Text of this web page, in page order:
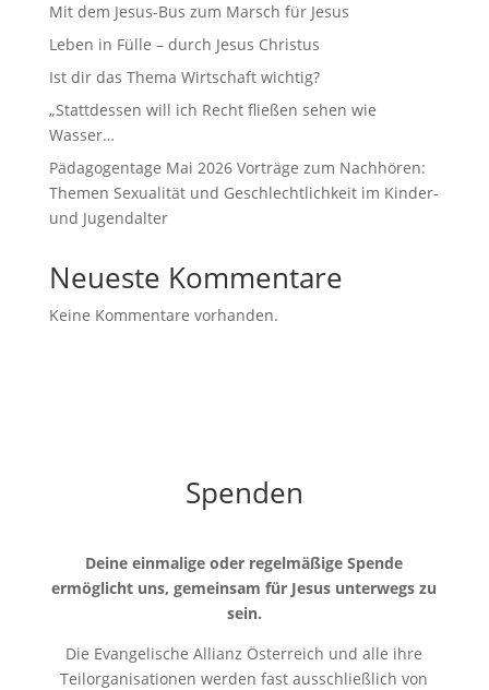
Mit dem Jesus-Bus zum Marsch für Jesus
Leben in Fülle – durch Jesus Christus
Ist dir das Thema Wirtschaft wichtig?
„Stattdessen will ich Recht fließen sehen wie
Wasser…
Pädagogentage Mai 2026 Vorträge zum Nachhören:
Themen Sexualität und Geschlechtlichkeit im Kinder-
und Jugendalter
Neueste Kommentare
Keine Kommentare vorhanden.
Spenden
Deine einmalige oder regelmäßige Spende
ermöglicht uns, gemeinsam für Jesus unterwegs zu
sein.
Die Evangelische Allianz Österreich und alle ihre
Teilorganisationen werden fast ausschließlich von